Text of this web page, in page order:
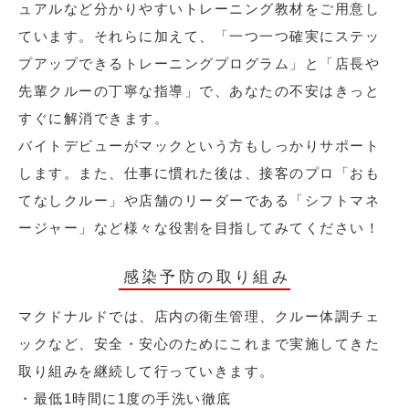
ュアルなど分かりやすいトレーニング教材をご用意し
ています。それらに加えて、「一つ一つ確実にステッ
プアップできるトレーニングプログラム」と「店長や
先輩クルーの丁寧な指導」で、あなたの不安はきっと
すぐに解消できます。
バイトデビューがマックという方もしっかりサポート
します。また、仕事に慣れた後は、接客のプロ「おも
てなしクルー」や店舗のリーダーである「シフトマネ
ージャー」など様々な役割を目指してみてください！
感染予防の取り組み
マクドナルドでは、店内の衛生管理、クルー体調チェ
ックなど、安全・安心のためにこれまで実施してきた
取り組みを継続して行っていきます。
・最低1時間に1度の手洗い徹底